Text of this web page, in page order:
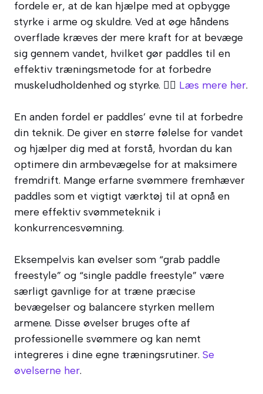
fordele er, at de kan hjælpe med at opbygge
styrke i arme og skuldre. Ved at øge håndens
overflade kræves der mere kraft for at bevæge
sig gennem vandet, hvilket gør paddles til en
effektiv træningsmetode for at forbedre
muskeludholdenhed og styrke. 🏋️‍♂️ Læs mere her.
En anden fordel er paddles’ evne til at forbedre
din teknik. De giver en større følelse for vandet
og hjælper dig med at forstå, hvordan du kan
optimere din armbevægelse for at maksimere
fremdrift. Mange erfarne svømmere fremhæver
paddles som et vigtigt værktøj til at opnå en
mere effektiv svømmeteknik i
konkurrencesvømning.
Eksempelvis kan øvelser som “grab paddle
freestyle” og “single paddle freestyle” være
særligt gavnlige for at træne præcise
bevægelser og balancere styrken mellem
armene. Disse øvelser bruges ofte af
professionelle svømmere og kan nemt
integreres i dine egne træningsrutiner. Se
øvelserne her.